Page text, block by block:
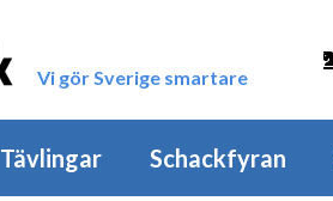
Vi gör Sverige smartare
Tävlingar Schackfyran